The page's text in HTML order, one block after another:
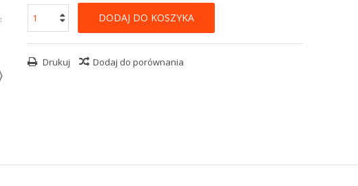
DODAJ DO KOSZYKA
Drukuj Dodaj do porównania